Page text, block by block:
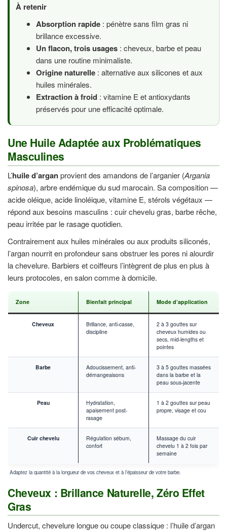
À retenir
Absorption rapide: pénètre sans film gras ni
brillance excessive.
Un flacon, trois usages: cheveux, barbe et peau
dans une routine minimaliste.
Origine naturelle: alternative aux silicones et aux
huiles minérales.
Extraction à froid: vitamine E et antioxydants
préservés pour une efficacité optimale.
Une Huile Adaptée aux Problématiques
Masculines
L’huile d’arganprovient des amandons de l’arganier (Argania
spinosa), arbre endémique du sud marocain. Sa composition —
acide oléique, acide linoléique, vitamine E, stérols végétaux —
répond aux besoins masculins : cuir chevelu gras, barbe rêche,
peau irritée par le rasage quotidien.
Contrairement aux huiles minérales ou aux produits siliconés,
l’argan nourrit en profondeur sans obstruer les pores ni alourdir
la chevelure. Barbiers et coiffeurs l’intègrent de plus en plus à
leurs protocoles, en salon comme à domicile.
Zone Bienfait principal Mode d’application
Cheveux
Brillance, anti-casse,
discipline
2 à 3 gouttes sur
cheveux humides ou
secs, mid-lengths et
pointes
Barbe
Adoucissement, anti-
démangeaisons
3 à 5 gouttes massées
dans la barbe et la
peau sous-jacente
Peau
Hydratation,
apaisement post-
rasage
1 à 2 gouttes sur peau
propre, visage et cou
Cuir chevelu
Régulation sébum,
confort
Massage du cuir
chevelu 1 à 2 fois par
semaine
Adaptez la quantité à la longueur de vos cheveux et à l’épaisseur de votre barbe.
Cheveux : Brillance Naturelle, Zéro Effet
Gras
Undercut, chevelure longue ou coupe classique : l’huile d’argan